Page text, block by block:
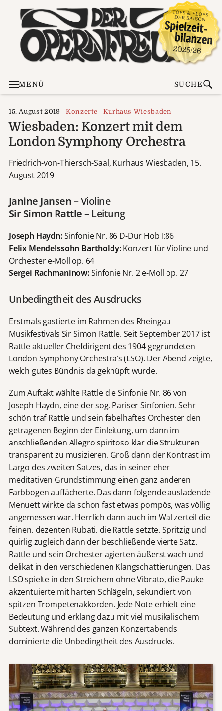
MENÜ SUCHE
15. August 2019 Konzerte Kurhaus Wiesbaden
Wiesbaden: Konzert mit dem
London Symphony Orchestra
Friedrich-von-Thiersch-Saal, Kurhaus Wiesbaden, 15.
August 2019
Janine Jansen– Violine
Sir Simon Rattle– Leitung
Joseph Haydn:Sinfonie Nr. 86 D-Dur Hob I:86
Felix Mendelssohn Bartholdy:Konzert für Violine und
Orchester e-Moll op. 64
Sergei Rachmaninow:Sinfonie Nr. 2 e-Moll op. 27
Unbedingtheit des Ausdrucks
Erstmals gastierte im Rahmen des Rheingau
Musikfestivals Sir Simon Rattle. Seit September 2017 ist
Rattle aktueller Chefdirigent des 1904 gegründeten
London Symphony Orchestra’s (LSO). Der Abend zeigte,
welch gutes Bündnis da geknüpft wurde.
Zum Auftakt wählte Rattle die Sinfonie Nr. 86 von
Joseph Haydn, eine der sog. Pariser Sinfonien. Sehr
schön traf Rattle und sein fabelhaftes Orchester den
getragenen Beginn der Einleitung, um dann im
anschließenden Allegro spiritoso klar die Strukturen
transparent zu musizieren. Groß dann der Kontrast im
Largo des zweiten Satzes, das in seiner eher
meditativen Grundstimmung einen ganz anderen
Farbbogen auffächerte. Das dann folgende ausladende
Menuett wirkte da schon fast etwas pompös, was völlig
angemessen war. Herrlich dann auch im Wal zerteil die
feinen, dezenten Rubati, die Rattle setzte. Spritzig und
quirlig zugleich dann der beschließende vierte Satz.
Rattle und sein Orchester agierten äußerst wach und
delikat in den verschiedenen Klangschattierungen. Das
LSO spielte in den Streichern ohne Vibrato, die Pauke
akzentuierte mit harten Schlägeln, sekundiert von
spitzen Trompetenakkorden. Jede Note erhielt eine
Bedeutung und erklang dazu mit viel musikalischem
Subtext. Während des ganzen Konzertabends
dominierte die Unbedingtheit des Ausdrucks.